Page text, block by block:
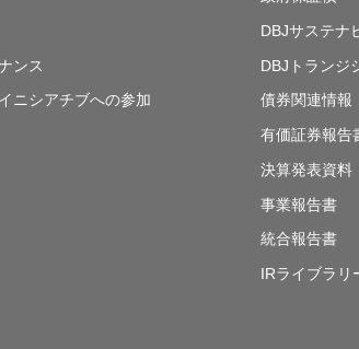
ます
ンス
ニシアチブへの参加
DBJサステナ
DBJトランジ
債券関連情報
有価証券報告
決算発表資料
事業報告書
統合報告書
IRライブラリ